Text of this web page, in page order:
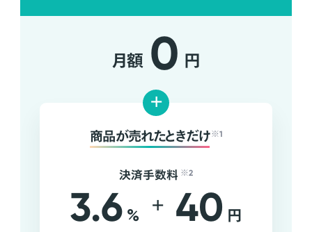
月額 0 円
+
商品が売れたときだけ ※1
決済手数料 ※2
3.6 % + 40 円